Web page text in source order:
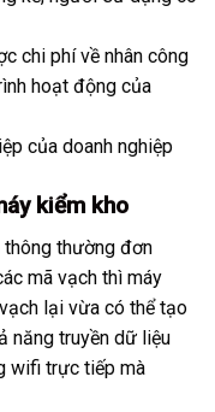
chi phí về nhân công
hoạt động của
của doanh nghiệp
kiểm kho
thông thường đơn
mã vạch thì máy
lại vừa có thể tạo
năng truyền dữ liệu
wifi trực tiếp mà